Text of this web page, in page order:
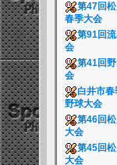
第47回
春季大会
第91回
会
第41回
会
白井市春
野球大会
第46回
大会
第45回
大会